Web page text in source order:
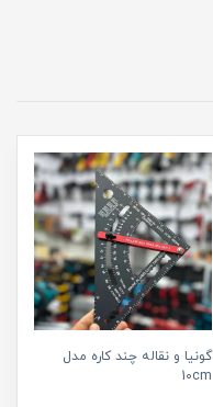
گونیا و نقاله چند کاره مدل
10cm